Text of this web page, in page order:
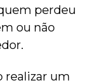
perdeu
ou não
realizar um